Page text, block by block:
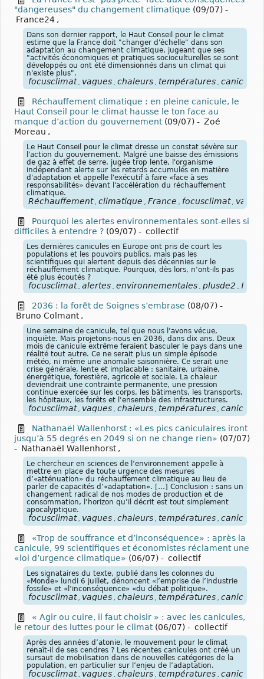
"dangereuses" du changement climatique (09/07) -
France24 ,
Dans son dernier rapport, le Haut Conseil pour le climat
estime que la France doit "changer d'échelle" dans son
adaptation au changement climatique, jugeant que ses
"activités économiques et pratiques socioculturelles se sont
développés ou ont été dimensionnés dans un climat qui
n'existe plus".
focusclimat vagues chaleurs températures canicules
Réchauffement climatique : en pleine canicule, le
Haut Conseil pour le climat hausse le ton face au
manque d’action du gouvernement (09/07) - Zoé
Moreau ,
Le Haut Conseil pour le climat dresse un constat sévère sur
l'action du gouvernement. Malgré une baisse des émissions
de gaz à effet de serre, jugée trop lente, l'organisme
indépendant alerte sur les retards accumulés en matière
d'adaptation et appelle l'exécutif à faire «face à ses
responsabilités» devant l'accélération du réchauffement
climatique.
Réchauffement climatique France focusclimat
Pourquoi les alertes environnementales sont-elles si
difficiles à entendre ? (09/07) - collectif
Les dernières canicules en Europe ont pris de court les
populations et les pouvoirs publics, mais pas les
scientifiques qui alertent depuis des décennies sur le
réchauffement climatique. Pourquoi, dès lors, n’ont-ils pas
été plus écoutés ?
focusclimat alertes environnementales plusde2
2036 : la forêt de Soignes s’embrase (08/07) -
Bruno Colmant ,
Une semaine de canicule, tel que nous l’avons vécue,
inquiète. Mais projetons-nous en 2036, dans dix ans. Deux
mois de canicule extrême feraient basculer le pays dans une
réalité tout autre. Ce ne serait plus un simple épisode
météo, ni même une anomalie saisonnière. Ce serait une
crise générale, lente et implacable : sanitaire, urbaine,
énergétique, forestière, agricole et sociale. La chaleur
deviendrait une contrainte permanente, une pression
continue exercée sur les corps, les bâtiments, les transports,
les hôpitaux, les forêts et l’ensemble des infrastructures.
focusclimat vagues chaleurs températures canicules
Nathanaël Wallenhorst : «Les pics caniculaires iront
jusqu’à 55 degrés en 2049 si on ne change rien» (07/07)
- Nathanaël Wallenhorst ,
Le chercheur en sciences de l’environnement appelle à
mettre en place de toute urgence des mesures
d’«atténuation» du réchauffement climatique au lieu de
parler de capacités d’«adaptation». […] Conclusion : sans un
changement radical de nos modes de production et de
consommation, l’horizon qu’il décrit est tout simplement
apocalyptique.
focusclimat vagues chaleurs températures canicules
«Trop de souffrance et d’inconséquence» : après la
canicule, 99 scientifiques et économistes réclament une
«loi d’urgence climatique» (06/07) - collectif
Les signataires du texte, publié dans les colonnes du
«Monde» lundi 6 juillet, dénoncent «l’emprise de l’industrie
fossile» et «l’inconséquence» «du débat politique».
focusclimat vagues chaleurs températures canicules
« Agir ou cuire, il faut choisir » : avec les canicules,
le retour des luttes pour le climat(06/07) - collectif
Après des années d’atonie, le mouvement pour le climat
renaît-il de ses cendres ? Les récentes canicules ont créé un
sursaut de mobilisation dans de nouvelles catégories de la
population, en particulier sur l’enjeu de l’adaptation.
focusclimat vagues chaleurs températures canicules